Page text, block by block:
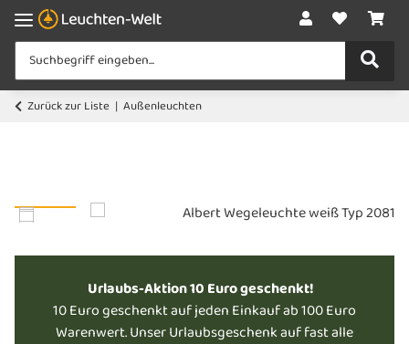
Zurück zur Liste Außenleuchten
Urlaubs-Aktion 10 Euro geschenkt!
10 Euro geschenkt auf jeden Einkauf ab 100 Euro
Warenwert. Unser Urlaubsgeschenk auf fast alle